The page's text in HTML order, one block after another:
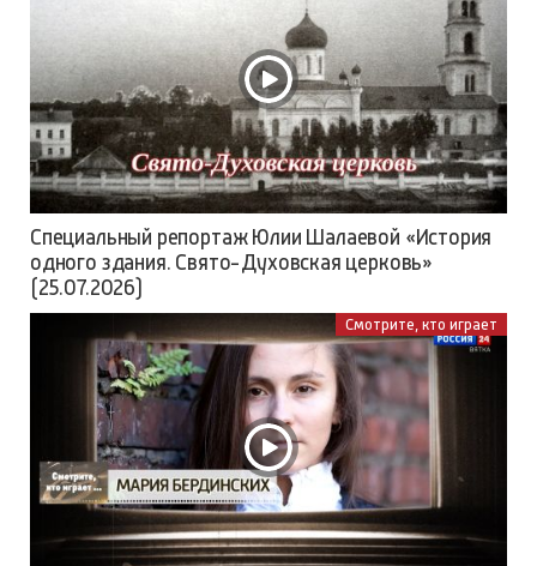
Специальный репортаж Юлии Шалаевой «История
одного здания. Свято-Духовская церковь»
(25.07.2026)
Смотрите, кто играет